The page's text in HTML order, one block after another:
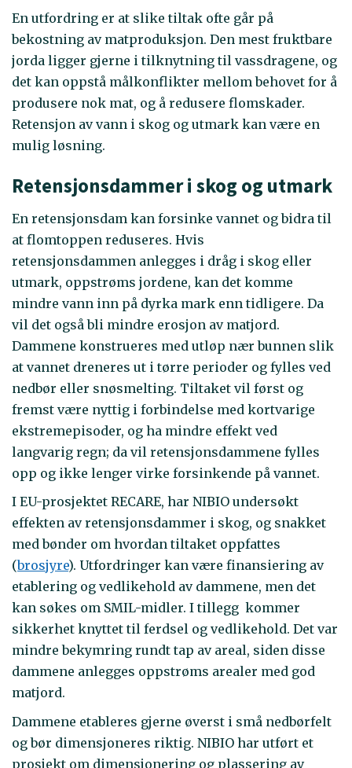
En utfordring er at slike tiltak ofte går på
bekostning av matproduksjon. Den mest fruktbare
jorda ligger gjerne i tilknytning til vassdragene, og
det kan oppstå målkonflikter mellom behovet for å
produsere nok mat, og å redusere flomskader.
Retensjon av vann i skog og utmark kan være en
mulig løsning.
Retensjonsdammer i skog og utmark
En retensjonsdam kan forsinke vannet og bidra til
at flomtoppen reduseres. Hvis
retensjonsdammen anlegges i dråg i skog eller
utmark, oppstrøms jordene, kan det komme
mindre vann inn på dyrka mark enn tidligere. Da
vil det også bli mindre erosjon av matjord.
Dammene konstrueres med utløp nær bunnen slik
at vannet dreneres ut i tørre perioder og fylles ved
nedbør eller snøsmelting. Tiltaket vil først og
fremst være nyttig i forbindelse med kortvarige
ekstremepisoder, og ha mindre effekt ved
langvarig regn; da vil retensjonsdammene fylles
opp og ikke lenger virke forsinkende på vannet.
I EU-prosjektet RECARE, har NIBIO undersøkt
effekten av retensjonsdammer i skog, og snakket
med bønder om hvordan tiltaket oppfattes
(brosjyre). Utfordringer kan være finansiering av
etablering og vedlikehold av dammene, men det
kan søkes om SMIL-midler. I tillegg kommer
sikkerhet knyttet til ferdsel og vedlikehold. Det var
mindre bekymring rundt tap av areal, siden disse
dammene anlegges oppstrøms arealer med god
matjord.
Dammene etableres gjerne øverst i små nedbørfelt
og bør dimensjoneres riktig. NIBIO har utført et
prosjekt om dimensjonering og plassering av